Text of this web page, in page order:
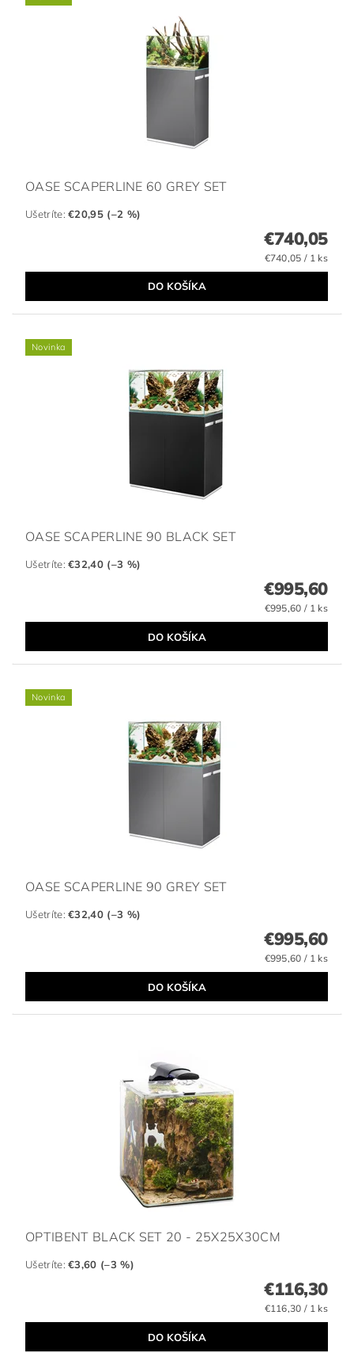
OASE SCAPERLINE 60 GREY SET
Ušetríte:€20,95 (–2 %)
€740,05
€740,05 / 1 ks
Novinka
OASE SCAPERLINE 90 BLACK SET
Ušetríte:€32,40 (–3 %)
€995,60
€995,60 / 1 ks
Novinka
OASE SCAPERLINE 90 GREY SET
Ušetríte:€32,40 (–3 %)
€995,60
€995,60 / 1 ks
OPTIBENT BLACK SET 20 - 25X25X30CM
Ušetríte:€3,60 (–3 %)
€116,30
€116,30 / 1 ks